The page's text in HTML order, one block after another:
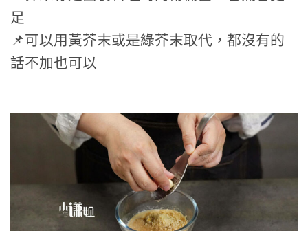
足
📌可以用黃芥末或是綠芥末取代，都沒有的
話不加也可以